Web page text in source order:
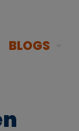
BLOGS